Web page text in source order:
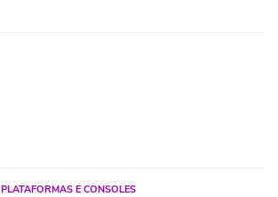
PLATAFORMAS E CONSOLES